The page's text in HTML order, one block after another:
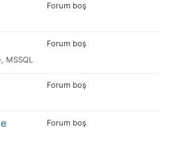
Forum boş
MSSQL
Forum boş
Forum boş
Forum boş